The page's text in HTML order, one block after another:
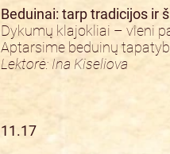
Beduinai: tarp tradicijos ir
Dykumų klajokliai – vieni
Aptarsime beduinų
Lektorė: Ina Kiseliova
11.17